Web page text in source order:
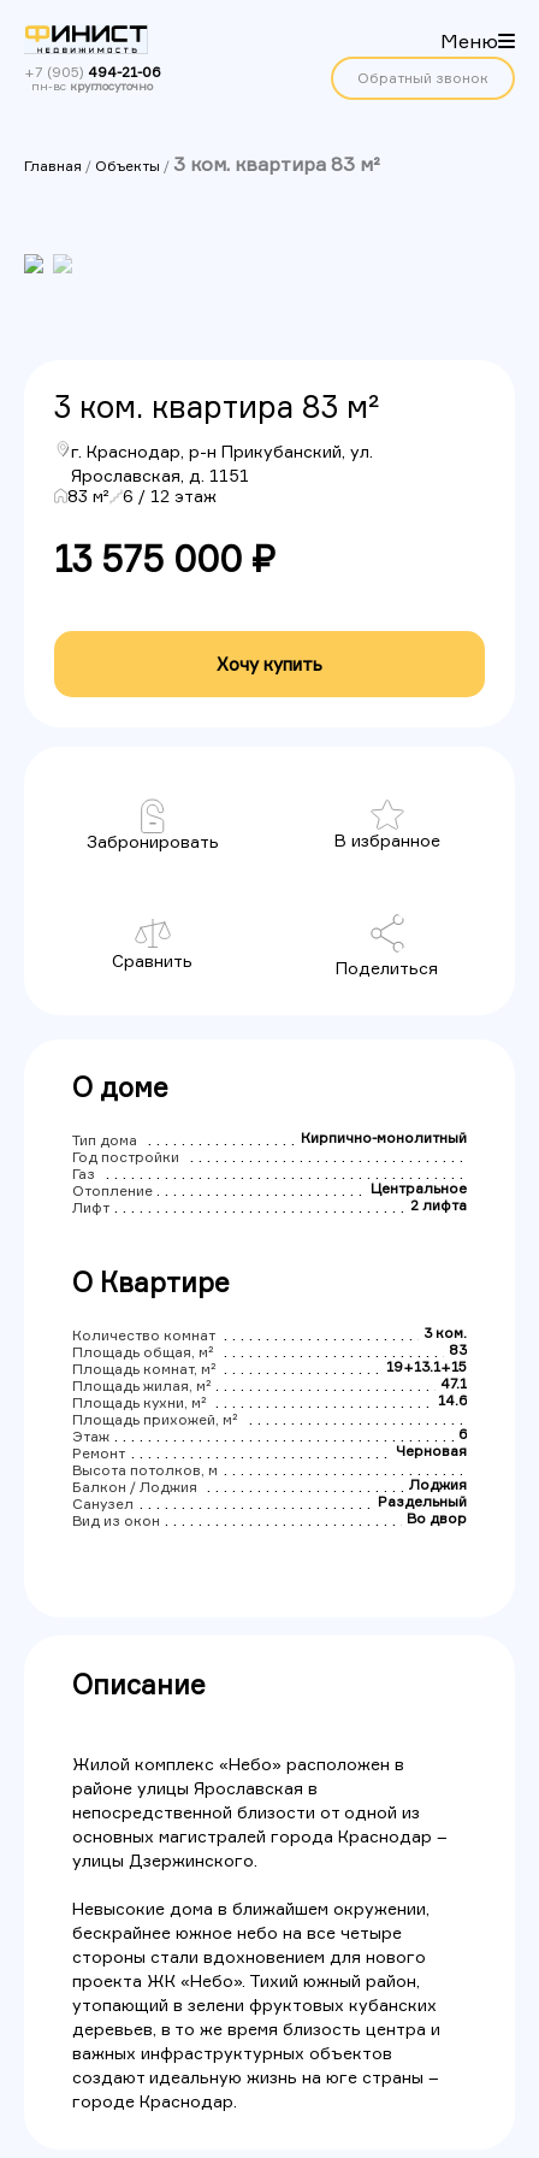
Меню
+7 (905) 494-21-06
пн-вс круглосуточно Обратный звонок
Главная / Объекты / 3 ком. квартира 83 м²
3 ком. квартира 83 м²
г. Краснодар, р-н Прикубанский, ул.
Ярославская, д. 1151
83 м²
6 / 12 этаж
13 575 000 ₽
Хочу купить
Забронировать В избранное
Сравнить Поделиться
О доме
Тип дома
Кирпично-монолитный
Год постройки
Газ
Отопление
Центральное
Лифт
2 лифта
О Квартире
Количество комнат
3 ком.
Площадь общая, м²
83
Площадь комнат, м²
19+13.1+15
Площадь жилая, м²
47.1
Площадь кухни, м²
14.6
Площадь прихожей, м²
Этаж
6
Ремонт
Черновая
Высота потолков, м
Балкон / Лоджия
Лоджия
Санузел
Раздельный
Вид из окон
Во двор
Описание
Жилой комплекс «Небо» расположен в
районе улицы Ярославская в
непосредственной близости от одной из
основных магистралей города Краснодар –
улицы Дзержинского.
Невысокие дома в ближайшем окружении,
бескрайнее южное небо на все четыре
стороны стали вдохновением для нового
проекта ЖК «Небо». Тихий южный район,
утопающий в зелени фруктовых кубанских
деревьев, в то же время близость центра и
важных инфраструктурных объектов
создают идеальную жизнь на юге страны –
городе Краснодар.